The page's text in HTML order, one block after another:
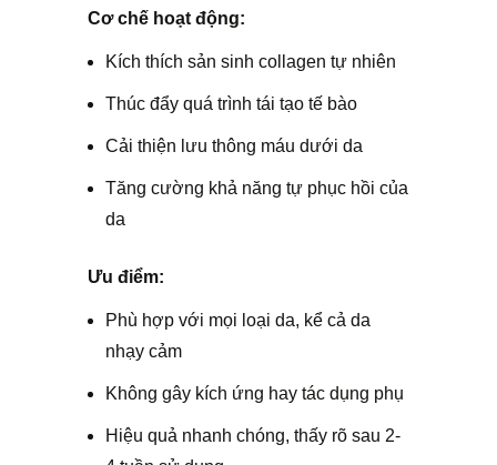
Cơ chế hoạt động:
Kích thích sản sinh collagen tự nhiên
Thúc đẩy quá trình tái tạo tế bào
Cải thiện lưu thông máu dưới da
Tăng cường khả năng tự phục hồi của
da
Ưu điểm:
Phù hợp với mọi loại da, kể cả da
nhạy cảm
Không gây kích ứng hay tác dụng phụ
Hiệu quả nhanh chóng, thấy rõ sau 2-